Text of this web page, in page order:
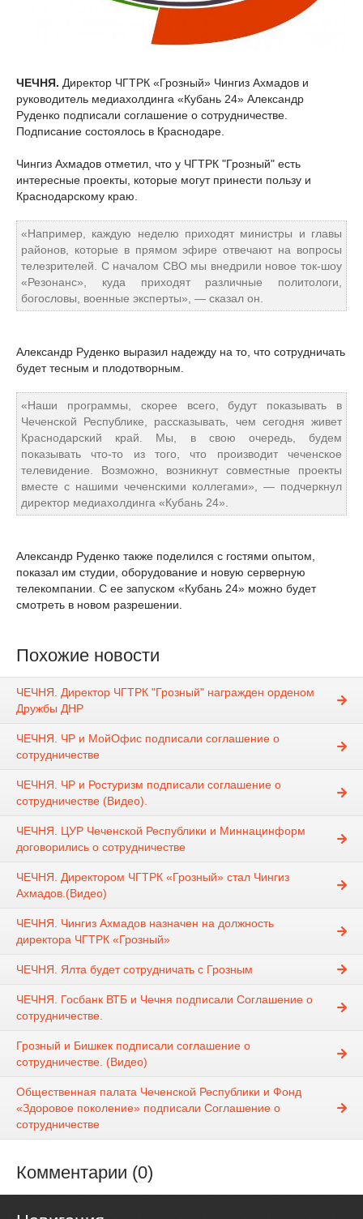
ЧЕЧНЯ. Директор ЧГТРК «Грозный» Чингиз Ахмадов и
руководитель медиахолдинга «Кубань 24» Александр
Руденко подписали соглашение о сотрудничестве.
Подписание состоялось в Краснодаре.
Чингиз Ахмадов отметил, что у ЧГТРК "Грозный" есть
интересные проекты, которые могут принести пользу и
Краснодарскому краю.
«Например, каждую неделю приходят министры и главы
районов, которые в прямом эфире отвечают на вопросы
телезрителей. С началом СВО мы внедрили новое ток-шоу
«Резонанс», куда приходят различные политологи,
богословы, военные эксперты», — сказал он.
Александр Руденко выразил надежду на то, что сотрудничать
будет тесным и плодотворным.
«Наши программы, скорее всего, будут показывать в
Чеченской Республике, рассказывать, чем сегодня живет
Краснодарский край. Мы, в свою очередь, будем
показывать что-то из того, что производит чеченское
телевидение. Возможно, возникнут совместные проекты
вместе с нашими чеченскими коллегами», — подчеркнул
директор медиахолдинга «Кубань 24».
Александр Руденко также поделился с гостями опытом,
показал им студии, оборудование и новую серверную
телекомпании. С ее запуском «Кубань 24» можно будет
смотреть в новом разрешении.
Похожие новости
ЧЕЧНЯ. Директор ЧГТРК "Грозный" награжден орденом
Дружбы ДНР
ЧЕЧНЯ. ЧР и МойОфис подписали соглашение о
сотрудничестве
ЧЕЧНЯ. ЧР и Ростуризм подписали соглашение о
сотрудничестве (Видео).
ЧЕЧНЯ. ЦУР Чеченской Республики и Миннацинформ
договорились о сотрудничестве
ЧЕЧНЯ. Директором ЧГТРК «Грозный» стал Чингиз
Ахмадов.(Видео)
ЧЕЧНЯ. Чингиз Ахмадов назначен на должность
директора ЧГТРК «Грозный»
ЧЕЧНЯ. Ялта будет сотрудничать с Грозным
ЧЕЧНЯ. Госбанк ВТБ и Чечня подписали Соглашение о
сотрудничестве.
Грозный и Бишкек подписали соглашение о
сотрудничестве. (Видео)
Общественная палата Чеченской Республики и Фонд
«Здоровое поколение» подписали Соглашение о
сотрудничестве
Комментарии (0)